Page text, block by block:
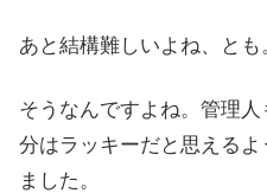
あと結構難しいよね、とも
そうなんですよね。管理
分はラッキーだと思える
ました。